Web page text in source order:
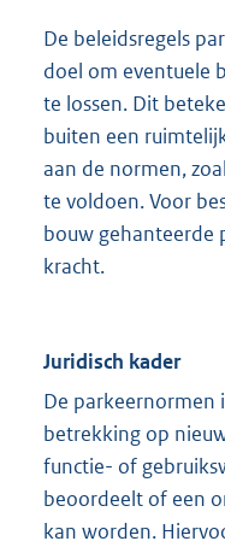
De beleidsregels
doel om eventuele
te lossen. Dit
buiten een
aan de normen,
te voldoen. Voor
bouw gehanteerde
kracht.
Juridisch kader
De parkeernormen
betrekking op
functie- of
beoordeelt of een
kan worden.